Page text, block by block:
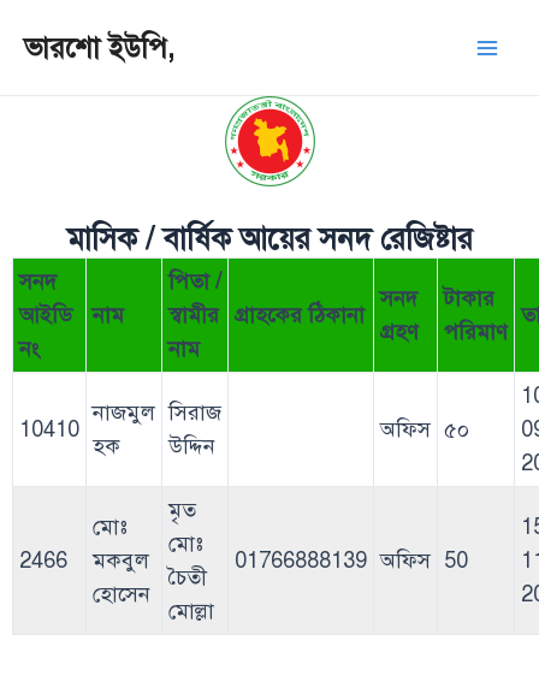
ভারশো ইউপি,
মাসিক / বার্ষিক আয়ের সনদ রেজিষ্টার
সনদ
আইডি
নং
নাম
পিতা /
স্বামীর
নাম
গ্রাহকের ঠিকানা
সনদ
গ্রহণ
টাকার
পরিমাণ
10410
নাজমুল
হক
সিরাজ
উদ্দিন
অফিস ৫০
2466
মোঃ
মকবুল
হোসেন
মৃত
মোঃ
চৈতী
মোল্লা
01766888139 অফিস 50